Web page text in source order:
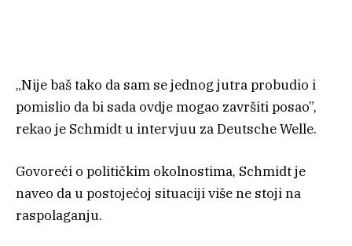
„Nije baš tako da sam se jednog jutra probudio i
pomislio da bi sada ovdje mogao završiti posao”,
rekao je Schmidt u intervjuu za Deutsche Welle.
Govoreći o političkim okolnostima, Schmidt je
naveo da u postojećoj situaciji više ne stoji na
raspolaganju.